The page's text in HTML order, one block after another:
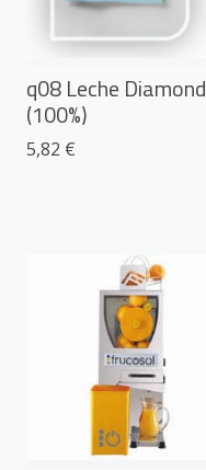
q08 Leche Diamond
(100%)
5,82 €